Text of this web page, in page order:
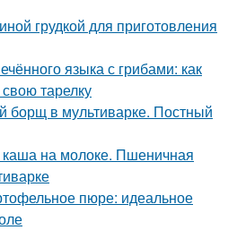
грудкой для приготовления
языка с грибами: как
свою тарелку
борщ в мультиварке. Постный
на молоке. Пшеничная
пюре: идеальное